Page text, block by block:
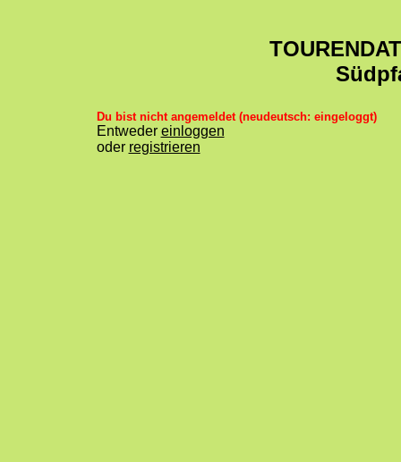
Du bist nicht angemeldet (neudeutsch: eingeloggt)
Entweder einloggen
oder registrieren